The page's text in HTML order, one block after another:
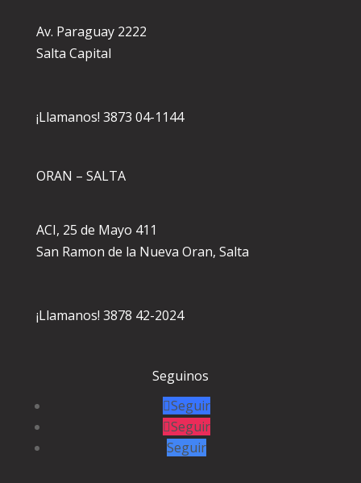
Av. Paraguay 2222
Salta Capital
¡Llamanos! 3873 04-1144
ORAN – SALTA
ACI, 25 de Mayo 411
San Ramon de la Nueva Oran, Salta
¡Llamanos! 3878 42-2024
Seguinos
Seguir
Seguir
Seguir